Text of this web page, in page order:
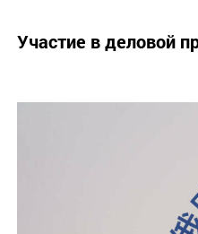
Участие в деловой